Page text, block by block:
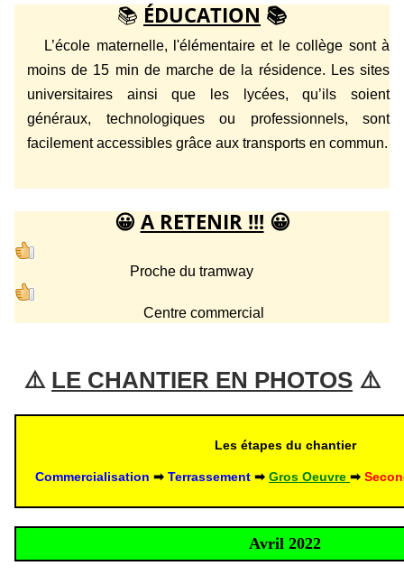
📚 ÉDUCATION 📚
L’école maternelle, l'élémentaire et le collège sont à
moins de 15 min de marche de la résidence. Les sites
universitaires ainsi que les lycées, qu’ils soient
généraux, technologiques ou professionnels, sont
facilement accessibles grâce aux transports en commun.
😀 A RETENIR !!! 😀
Proche du tramway
Centre commercial
⚠️ LE CHANTIER EN PHOTOS ⚠️
Les étapes du chantier
Commercialisation ➡ Terrassement ➡ Gros Oeuvre ➡
Avril 2022